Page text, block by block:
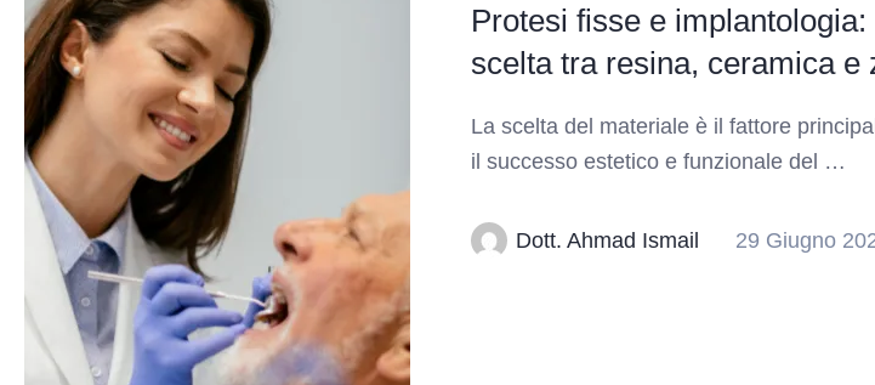
Protesi fisse e
scelta tra resina, ceramica e
La scelta del materiale è il fattore
il successo estetico e funzionale del …
Dott. Ahmad Ismail 29 Giugno